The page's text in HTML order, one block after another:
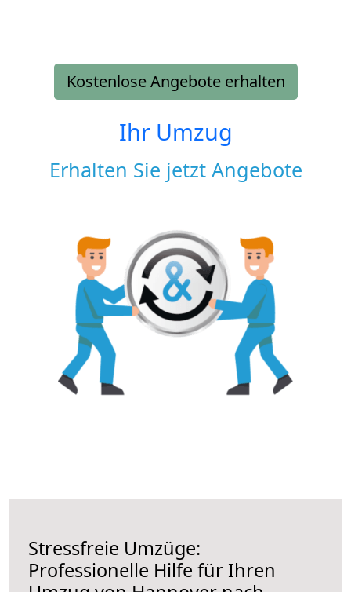
Kostenlose Angebote erhalten
Ihr Umzug
Erhalten Sie jetzt Angebote
Stressfreie Umzüge:
Professionelle Hilfe für Ihren